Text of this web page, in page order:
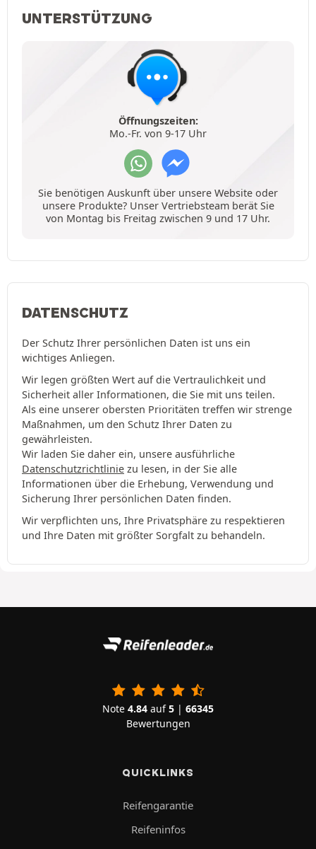
UNTERSTÜTZUNG
Öffnungszeiten:
Mo.-Fr. von 9-17 Uhr
Sie benötigen Auskunft über unsere Website oder
unsere Produkte? Unser Vertriebsteam berät Sie
von Montag bis Freitag zwischen 9 und 17 Uhr.
DATENSCHUTZ
Der Schutz Ihrer persönlichen Daten ist uns ein
wichtiges Anliegen.
Wir legen größten Wert auf die Vertraulichkeit und
Sicherheit aller Informationen, die Sie mit uns teilen.
Als eine unserer obersten Prioritäten treffen wir strenge
Maßnahmen, um den Schutz Ihrer Daten zu
gewährleisten.
Wir laden Sie daher ein, unsere ausführliche
Datenschutzrichtlinie zu lesen, in der Sie alle
Informationen über die Erhebung, Verwendung und
Sicherung Ihrer persönlichen Daten finden.
Wir verpflichten uns, Ihre Privatsphäre zu respektieren
und Ihre Daten mit größter Sorgfalt zu behandeln.
Note 4.84 auf5 | 66345
Bewertungen
QUICKLINKS
Reifengarantie
Reifeninfos